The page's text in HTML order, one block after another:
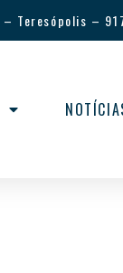
– Teresópolis –